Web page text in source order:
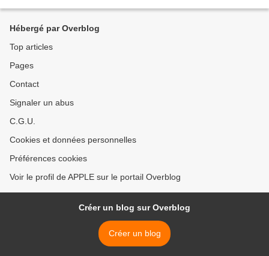
Hébergé par Overblog
Top articles
Pages
Contact
Signaler un abus
C.G.U.
Cookies et données personnelles
Préférences cookies
Voir le profil de APPLE sur le portail Overblog
Créer un blog sur Overblog
Créer un blog